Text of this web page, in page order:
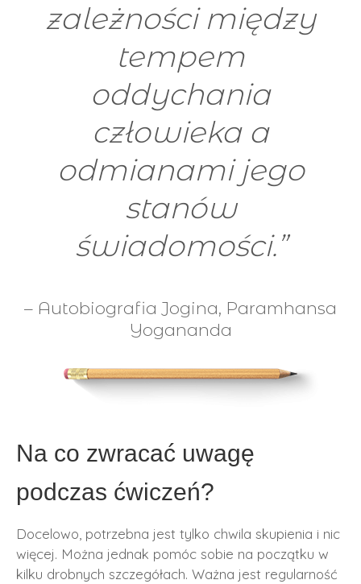
zależności między
tempem
oddychania
człowieka a
odmianami jego
stanów
świadomości.”
– Autobiografia Jogina, Paramhansa
Yogananda
Na co zwracać uwagę
podczas ćwiczeń?
Docelowo, potrzebna jest tylko chwila skupienia i nic
więcej. Można jednak pomóc sobie na początku w
kilku drobnych szczegółach. Ważna jest regularność